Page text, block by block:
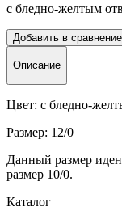
с бледно-желтым
Добавить в сравнение
Описание
Цвет: с бледно-
Размер: 12/0
Данный размер
размер 10/0.
Каталог